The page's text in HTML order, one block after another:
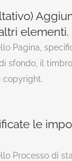
elementi.
Pagina,
sfondo, il
copyright.
le
Processo di